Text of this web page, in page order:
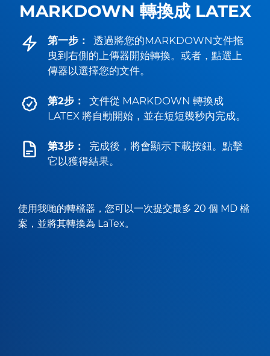
MARKDOWN 轉換成 LATEX
第一步：
透過將您的MARKDOWN文件拖
曳到右側的上傳器開始轉換。或者，點選上
傳器以選擇您的文件。
第2步：
文件從 MARKDOWN 轉換成
LATEX 將自動開始，並在短短幾秒內完成。
第3步：
完成後，將會顯示下載按鈕。點擊
它以獲得結果。
使用我哋的轉檔器，您可以一次提交最多 20 個 MD 檔
案，並將其轉換為 LaTex。